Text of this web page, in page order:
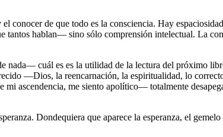
conocer de que todo es la consciencia. Hay
hablan― sino sólo comprensión intelectual. La
cuál es es la utilidad de la lectura del próximo
―Dios, la reencarnación, la espiritualidad, lo
ascendencia, me siento apolítico― totalmente
Dondequiera que aparece la esperanza, el